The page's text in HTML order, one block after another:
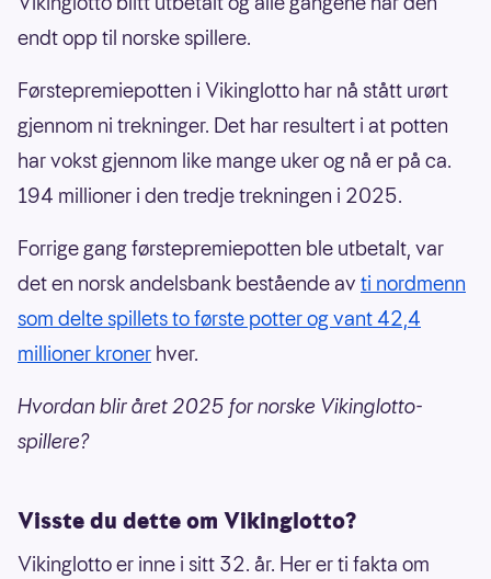
endt opp til norske spillere.
Førstepremiepotten i Vikinglotto har nå stått urørt
gjennom ni trekninger. Det har resultert i at potten
har vokst gjennom like mange uker og nå er på ca.
194 millioner i den tredje trekningen i 2025.
Forrige gang førstepremiepotten ble utbetalt, var
det en norsk andelsbank bestående av ti nordmenn
som delte spillets to første potter og vant 42,4
millioner kroner hver.
Hvordan blir året 2025 for norske Vikinglotto-
spillere?
Visste du dette om Vikinglotto?
Vikinglotto er inne i sitt 32. år. Her er ti fakta om